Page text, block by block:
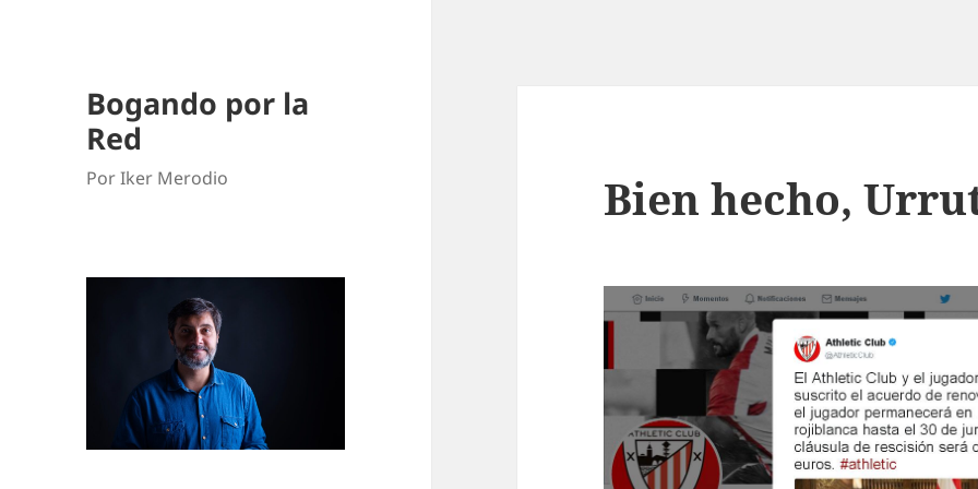
Bogando por la
Red
Por Iker Merodio Bien hecho,